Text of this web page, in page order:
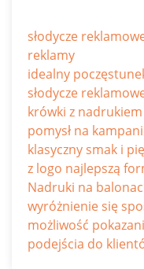
słodycze
reklamy
idealny
słodycze
krówki z
pomysł na
klasyczny smak i
z logo najlepszą
Nadruki na
wyróżnienie się
możliwość
podejścia do